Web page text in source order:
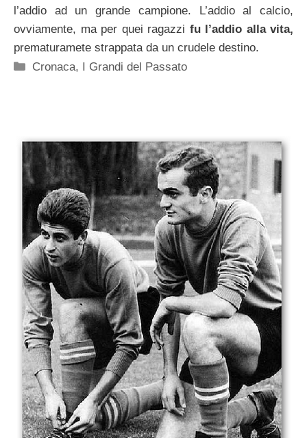
l’addio ad un grande campione. L’addio al calcio,
ovviamente, ma per quei ragazzi fu l’addio alla vita,
prematuramete strappata da un crudele destino.
Categorie
Cronaca, I Grandi del Passato